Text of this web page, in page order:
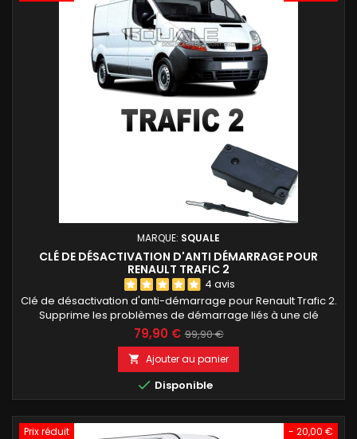
MARQUE: SQUALE
CLÉ DE DÉSACTIVATION D'ANTI DÉMARRAGE POUR
RENAULT TRAFIC 2
4 avis
Clé de désactivation d'anti-démarrage pour Renault Trafic 2.
Supprime les problèmes de démarrage liés à une clé
défectueuse, sans code PIN ni programmation. Installation
rapide avec un seul fil à raccorder sur la bague du Neiman.
Permet de redémarrer votre Trafic 2 avec une simple clé
métallique tout en conservant l'antivol mécanique.
79,90 € 99,90 €
 Ajouter au panier
 Disponible
- 20,00 €
Prix réduit